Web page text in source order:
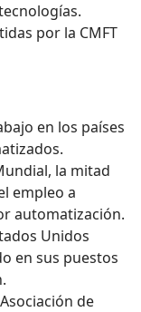
por la CMFT
en los países
la mitad
empleo a
automatización.
Unidos
en sus puestos
de